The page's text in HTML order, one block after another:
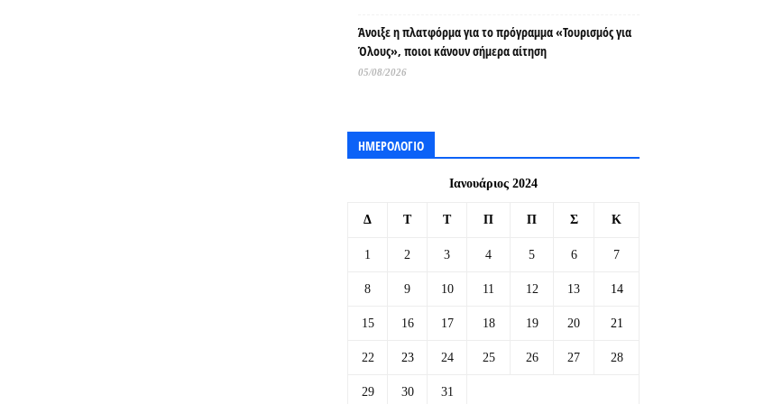
Άνοιξε η πλατφόρμα για το πρόγραμμα «Τουρισμός για
Όλους», ποιοι κάνουν σήμερα αίτηση
05/08/2026
ΗΜΕΡΟΛΟΓΙΟ
Ιανουάριος 2024
Δ Τ Τ Π Π Σ Κ
1 2 3 4 5 6 7
8 9 10 11 12 13 14
15 16 17 18 19 20 21
22 23 24 25 26 27 28
29 30 31